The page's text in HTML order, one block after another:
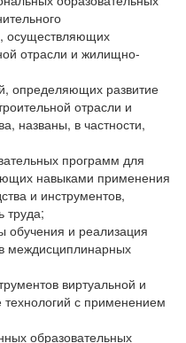
осуществляющих
отрасли и жилищно-
определяющих развитие
отрасли и
названы, в частности,
программ для
навыками применения
и инструментов,
труда;
обучения и реализация
междисциплинарных
виртуальной и
с применением
образовательных